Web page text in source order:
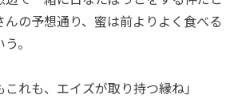
の予想通り、蜜は前よりよく食べる
。
これも、エイズが取り持つ縁ね」